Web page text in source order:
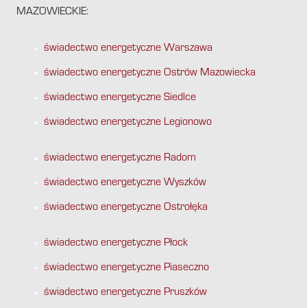
MAZOWIECKIE:
świadectwo energetyczne Warszawa
świadectwo energetyczne Ostrów Mazowiecka
świadectwo energetyczne Siedlce
świadectwo energetyczne Legionowo
świadectwo energetyczne Radom
świadectwo energetyczne Wyszków
świadectwo energetyczne Ostrołęka
świadectwo energetyczne Płock
świadectwo energetyczne Piaseczno
świadectwo energetyczne Pruszków